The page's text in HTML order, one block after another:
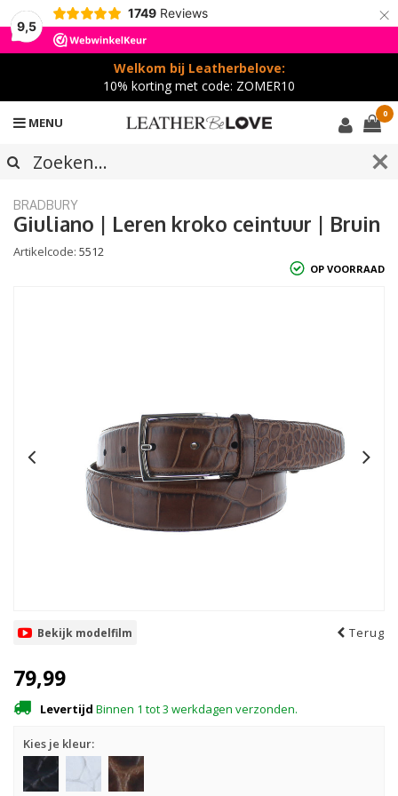
9,5
1749 Reviews ×
Welkom bij Leatherbelove:
10% korting met code: ZOMER10
MENU
0
BRADBURY
Giuliano | Leren kroko ceintuur | Bruin
Artikelcode: 5512
OP VOORRAAD
Bekijk modelfilm Terug
79,99
Levertijd Binnen 1 tot 3 werkdagen verzonden.
Kies je kleur: